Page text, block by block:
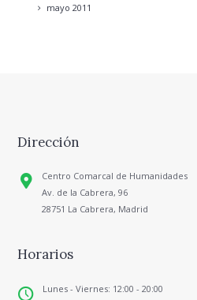
mayo 2011
Dirección
Centro Comarcal de Humanidades
Av. de la Cabrera, 96
28751 La Cabrera, Madrid
Horarios
Lunes - Viernes: 12:00 - 20:00